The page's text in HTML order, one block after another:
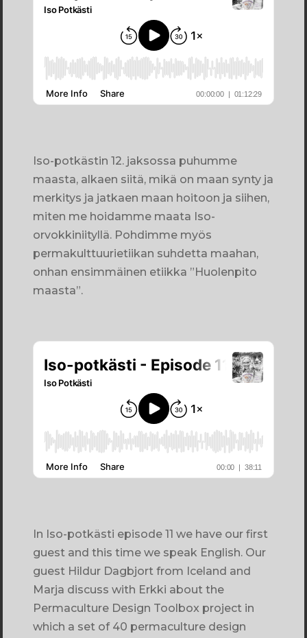
Iso-potkästin 12. jaksossa puhumme
maasta, alkaen siitä, mikä on maan synty ja
merkitys ja jatkaen maan hoitoon ja siihen,
miten me hoidamme maata Iso-
orvokkiniityllä. Pohdimme myös
permakulttuurietiikan suhdetta maahan,
onhan ensimmäinen etiikka ”Huolenpito
maasta”.
In Iso-potkästi episode 11 we have our first
guest and this time we speak English. Our
guest Hildur Dagbjort from Iceland and
Marja discuss with Erkki about the
Permaculture Design Toolbox project in
which a set of 40 permaculture design